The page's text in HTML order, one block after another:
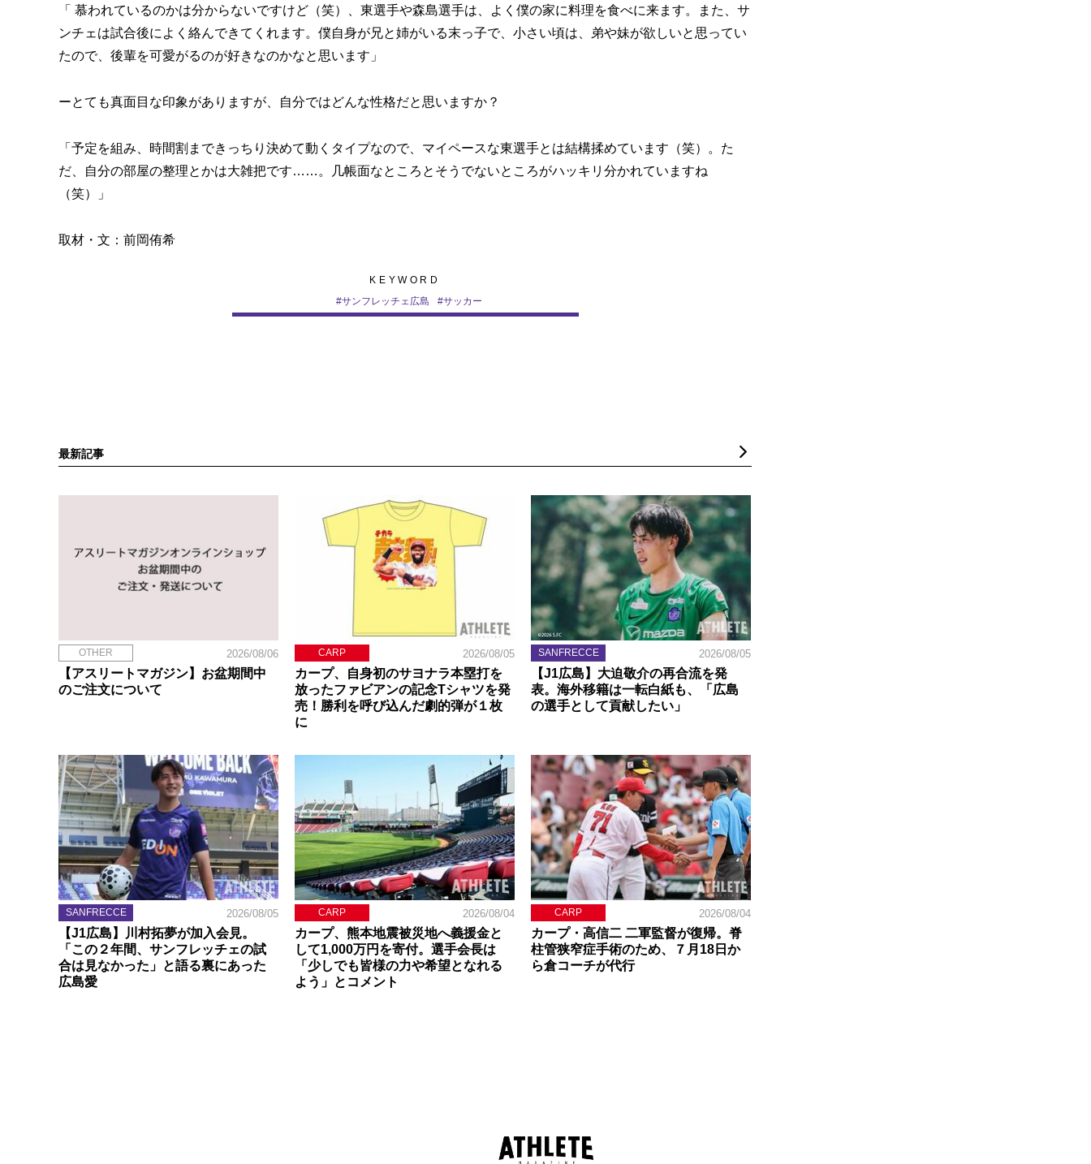
「 慕われているのかは分からないですけど（笑）、東選手や森島選手は、よく僕の家に料理を食べに来ます。また、サ
ンチェは試合後によく絡んできてくれます。僕自身が兄と姉がいる末っ子で、小さい頃は、弟や妹が欲しいと思ってい
たので、後輩を可愛がるのが好きなのかなと思います」
ーとても真面目な印象がありますが、自分ではどんな性格だと思いますか？
「予定を組み、時間割まできっちり決めて動くタイプなので、マイペースな東選手とは結構揉めています（笑）。た
だ、自分の部屋の整理とかは大雑把です……。几帳面なところとそうでないところがハッキリ分かれていますね
（笑）」
取材・文：前岡侑希
KEYWORD
#サンフレッチェ広島 #サッカー
最新記事
OTHER 2026/08/06
【アスリートマガジン】お盆期間中
のご注文について
CARP 2026/08/05
カープ、自身初のサヨナラ本塁打を
放ったファビアンの記念Tシャツを発
売！勝利を呼び込んだ劇的弾が１枚
に
SANFRECCE 2026/08/05
【J1広島】大迫敬介の再合流を発
表。海外移籍は一転白紙も、「広島
の選手として貢献したい」
SANFRECCE 2026/08/05
【J1広島】川村拓夢が加入会見。
「この２年間、サンフレッチェの試
合は見なかった」と語る裏にあった
広島愛
CARP 2026/08/04
カープ、熊本地震被災地へ義援金と
して1,000万円を寄付。選手会長は
「少しでも皆様の力や希望となれる
よう」とコメント
CARP 2026/08/04
カープ・高信二 二軍監督が復帰。脊
柱管狭窄症手術のため、７月18日か
ら倉コーチが代行